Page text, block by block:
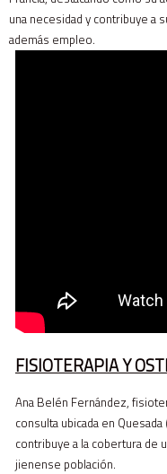
una necesidad y contribuye a
además empleo.
FISIOTERAPIA Y
Ana Belén Fernández,
consulta ubicada en
contribuye a la cobertura de
jienense población.